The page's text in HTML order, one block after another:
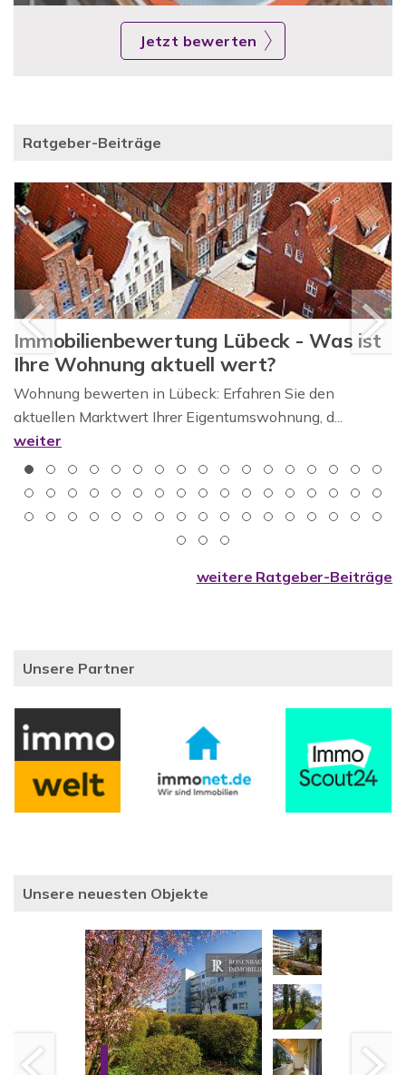
Jetzt bewerten
Ratgeber-Beiträge
Immobilienbewertung Lübeck - Was ist
Ihre Wohnung aktuell wert?
Wohnung bewerten in Lübeck: Erfahren Sie den
aktuellen Marktwert Ihrer Eigentumswohnung, d...
weiter
weitere Ratgeber-Beiträge
Unsere Partner
Unsere neuesten Objekte